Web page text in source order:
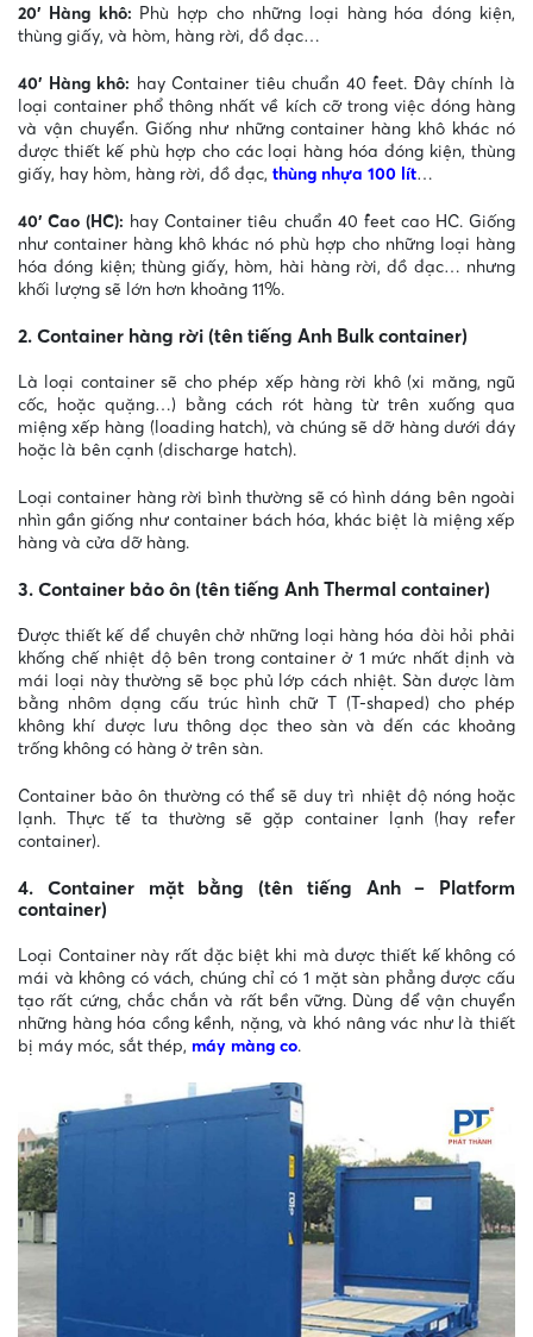
20′ Hàng khô: Phù hợp cho những loại hàng hóa đóng kiện,
thùng giấy, và hòm, hàng rời, đồ đạc…
40′ Hàng khô: hay Container tiêu chuẩn 40 feet. Đây chính là
loại container phổ thông nhất về kích cỡ trong việc đóng hàng
và vận chuyển. Giống như những container hàng khô khác nó
được thiết kế phù hợp cho các loại hàng hóa đóng kiện, thùng
giấy, hay hòm, hàng rời, đồ đạc, thùng nhựa 100 lít…
40′ Cao (HC): hay Container tiêu chuẩn 40 feet cao HC. Giống
như container hàng khô khác nó phù hợp cho những loại hàng
hóa đóng kiện; thùng giấy, hòm, hài hàng rời, đồ đạc… nhưng
khối lượng sẽ lớn hơn khoảng 11%.
2. Container hàng rời (tên tiếng Anh Bulk container)
Là loại container sẽ cho phép xếp hàng rời khô (xi măng, ngũ
cốc, hoặc quặng…) bằng cách rót hàng từ trên xuống qua
miệng xếp hàng (loading hatch), và chúng sẽ dỡ hàng dưới đáy
hoặc là bên cạnh (discharge hatch).
Loại container hàng rời bình thường sẽ có hình dáng bên ngoài
nhìn gần giống như container bách hóa, khác biệt là miệng xếp
hàng và cửa dỡ hàng.
3. Container bảo ôn (tên tiếng Anh Thermal container)
Được thiết kế để chuyên chở những loại hàng hóa đòi hỏi phải
khống chế nhiệt độ bên trong container ở 1 mức nhất định và
mái loại này thường sẽ bọc phủ lớp cách nhiệt. Sàn được làm
bằng nhôm dạng cấu trúc hình chữ T (T-shaped) cho phép
không khí được lưu thông dọc theo sàn và đến các khoảng
trống không có hàng ở trên sàn.
Container bảo ôn thường có thể sẽ duy trì nhiệt độ nóng hoặc
lạnh. Thực tế ta thường sẽ gặp container lạnh (hay refer
container).
4. Container mặt bằng (tên tiếng Anh – Platform
container)
Loại Container này rất đặc biệt khi mà được thiết kế không có
mái và không có vách, chúng chỉ có 1 mặt sàn phẳng được cấu
tạo rất cứng, chắc chắn và rất bền vững. Dùng để vận chuyển
những hàng hóa cồng kềnh, nặng, và khó nâng vác như là thiết
bị máy móc, sắt thép, máy màng co.